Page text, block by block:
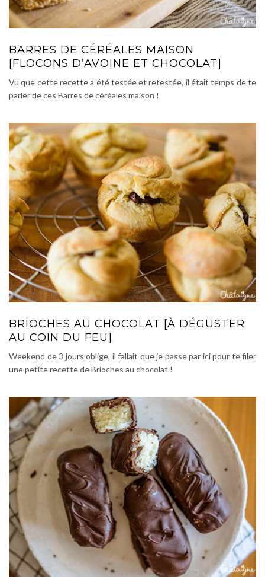
BARRES DE CÉRÉALES MAISON
[FLOCONS D’AVOINE ET CHOCOLAT]
Vu que cette recette a été testée et retestée, il était temps de te
parler de ces Barres de céréales maison !
BRIOCHES AU CHOCOLAT [À DÉGUSTER
AU COIN DU FEU]
Weekend de 3 jours oblige, il fallait que je passe par ici pour te filer
une petite recette de Brioches au chocolat !